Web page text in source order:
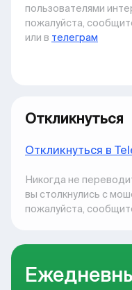
пользователями
пожалуйста,
или в телеграм
Откликнуться
Откликнуться в
Никогда не
вы столкнулись с
пожалуйста,